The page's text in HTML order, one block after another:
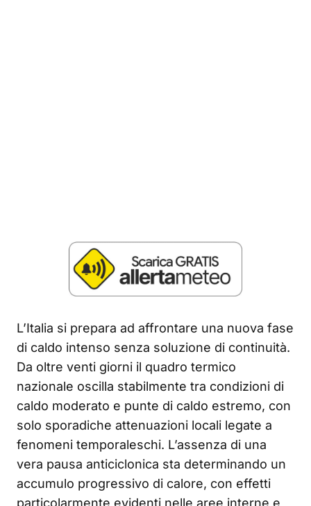
L’Italia si prepara ad affrontare una nuova fase
di caldo intenso senza soluzione di continuità.
Da oltre venti giorni il quadro termico
nazionale oscilla stabilmente tra condizioni di
caldo moderato e punte di caldo estremo, con
solo sporadiche attenuazioni locali legate a
fenomeni temporaleschi. L’assenza di una
vera pausa anticiclonica sta determinando un
accumulo progressivo di calore, con effetti
particolarmente evidenti nelle aree interne e